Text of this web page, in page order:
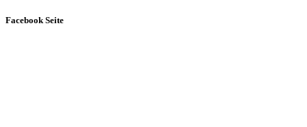
Facebook Seite